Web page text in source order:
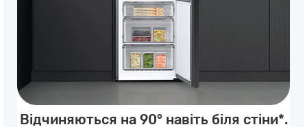
Відчиняються на 90° навіть біля стіни*.